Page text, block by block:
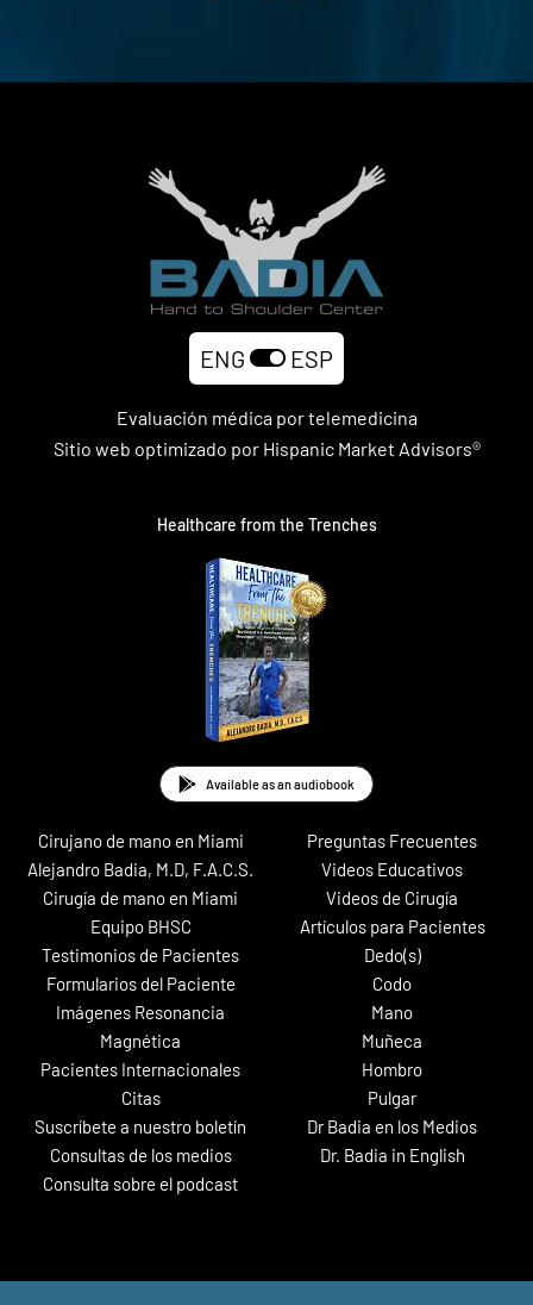
ENG ESP
Evaluación médica por telemedicina
Sitio web optimizado por Hispanic Market Advisors®
Healthcare from the Trenches
Available as an audiobook
Cirujano de mano en Miami
Alejandro Badia, M.D, F.A.C.S.
Cirugía de mano en Miami
Equipo BHSC
Testimonios de Pacientes
Formularios del Paciente
Imágenes Resonancia
Magnética
Pacientes Internacionales
Citas
Suscríbete a nuestro boletín
Consultas de los medios
Consulta sobre el podcast
Preguntas Frecuentes
Videos Educativos
Videos de Cirugía
Artículos para Pacientes
Dedo(s)
Codo
Mano
Muñeca
Hombro
Pulgar
Dr Badia en los Medios
Dr. Badia in English